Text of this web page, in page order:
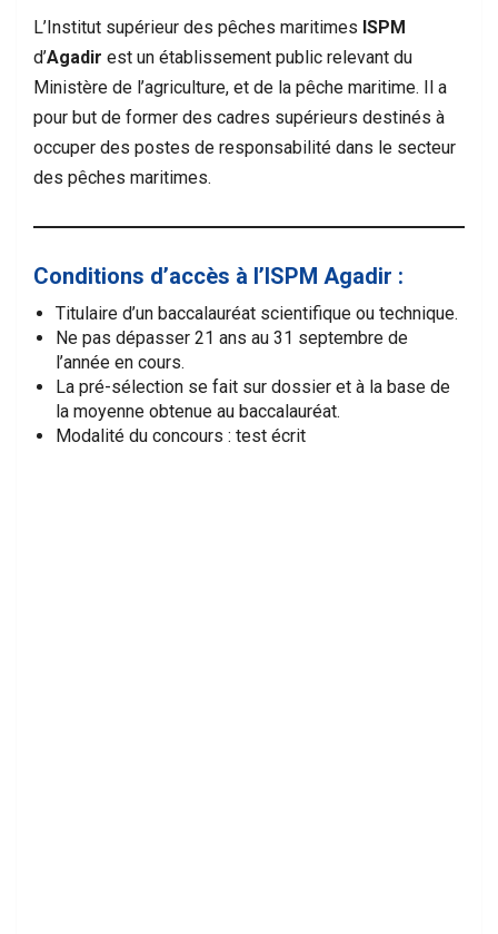
L’Institut supérieur des pêches maritimes ISPM
d’Agadir est un établissement public relevant du
Ministère de l’agriculture, et de la pêche maritime. Il a
pour but de former des cadres supérieurs destinés à
occuper des postes de responsabilité dans le secteur
des pêches maritimes.
Conditions d’accès à l’ISPM Agadir :
Titulaire d’un baccalauréat scientifique ou technique.
Ne pas dépasser 21 ans au 31 septembre de
l’année en cours.
La pré-sélection se fait sur dossier et à la base de
la moyenne obtenue au baccalauréat.
Modalité du concours : test écrit